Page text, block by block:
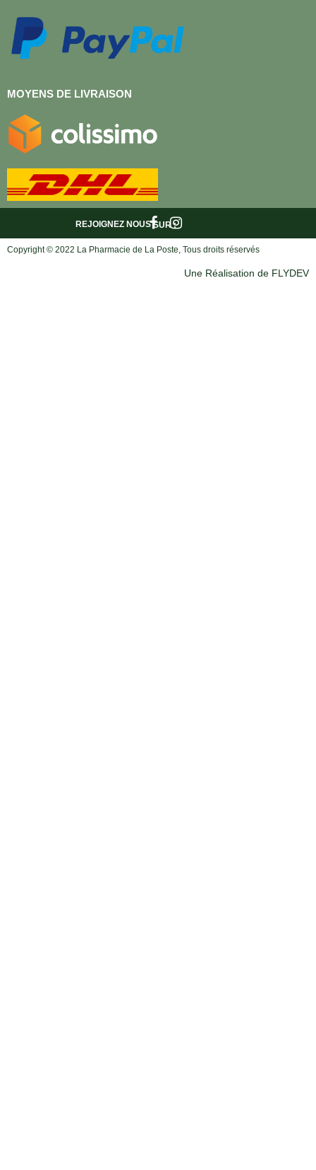
MOYENS DE LIVRAISON
SUR :
REJOIGNEZ NOUS
Copyright © 2022 La Pharmacie de La Poste, Tous droits réservés
Une Réalisation de FLYDEV